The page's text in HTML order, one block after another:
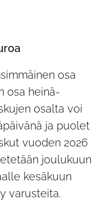
osa
osa heinä-
osalta voi
ja puolet
vuoden 2026
joulukuun
kesäkuun
varusteita.